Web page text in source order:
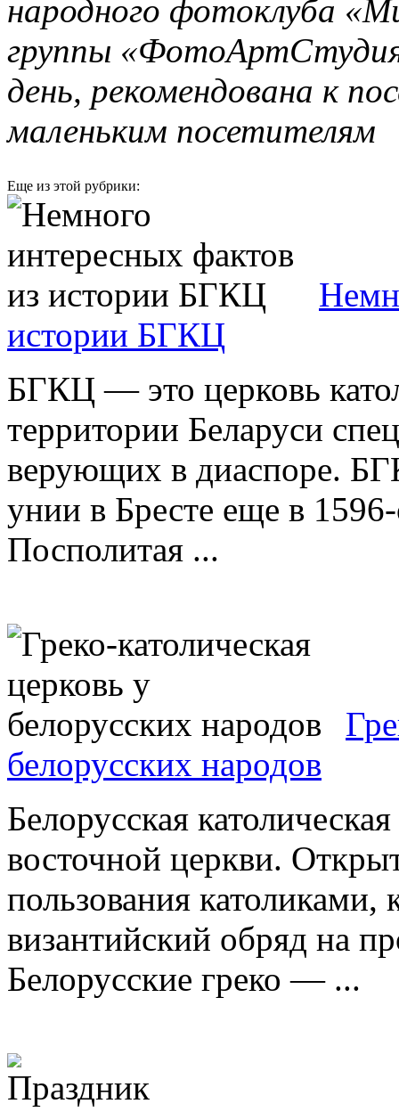
народного фотоклуба
группы
день, рекомендована к
маленьким посетителям
Еще из этой рубрики:
истории БГКЦ
БГКЦ — это церковь
территории Беларуси
верующих в диаспоре.
унии в Бресте еще в
Посполитая ...
белорусских народов
Белорусская
восточной церкви.
пользования
византийский обряд на
Белорусские греко — ...